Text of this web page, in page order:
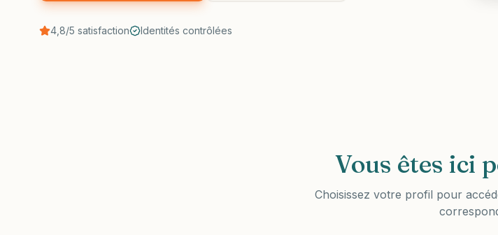
4,8/5 satisfaction Identités contrôlées
Vous êtes ici
Choisissez votre profil pour